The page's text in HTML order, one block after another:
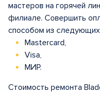
мастеров на горячей
филиале. Совершить
способом из
Mastercard,
Visa,
МИР.
Стоимость ремонта